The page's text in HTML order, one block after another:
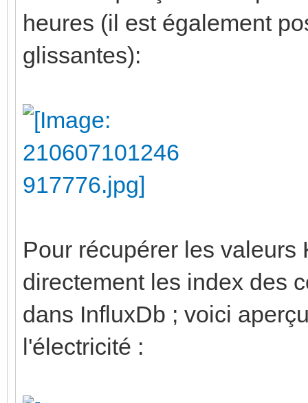
heures (il est également
glissantes):
Pour récupérer les
directement les index des
dans InfluxDb ; voici
l'électricité :